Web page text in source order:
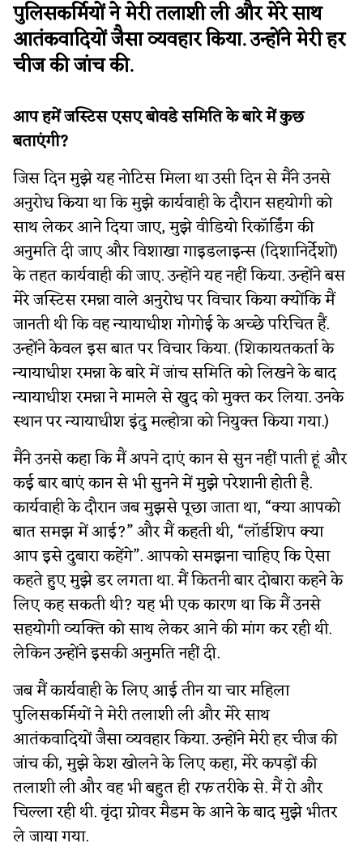
पुलिसकर्मियों ने मेरी तलाशी ली और मेरे साथ
आतंकवादियों जैसा व्यवहार किया. उन्होंने मेरी हर
चीज की जांच की.
आप हमें जस्टिस एसए बोवडे समिति के बारे में कुछ
बताएंगी?
जिस दिन मुझे यह नोटिस मिला था उसी दिन से मैंने उनसे
अनुरोध किया था कि मुझे कार्यवाही के दौरान सहयोगी को
साथ लेकर आने दिया जाए, मुझे वीडियो रिकॉर्डिंग की
अनुमति दी जाए और विशाखा गाइडलाइन्स (दिशानिर्देशों)
के तहत कार्यवाही की जाए. उन्होंने यह नहीं किया. उन्होंने बस
मेरे जस्टिस रमन्ना वाले अनुरोध पर विचार किया क्योंकि मैं
जानती थी कि वह न्यायाधीश गोगोई के अच्छे परिचित हैं.
उन्होंने केवल इस बात पर विचार किया. (शिकायतकर्ता के
न्यायाधीश रमन्ना के बारे में जांच समिति को लिखने के बाद
न्यायाधीश रमन्ना ने मामले से खुद को मुक्त कर लिया. उनके
स्थान पर न्यायाधीश इंदु मल्होत्रा को नियुक्त किया गया.)
मैंने उनसे कहा कि मैं अपने दाएं कान से सुन नहीं पाती हूं और
कई बार बाएं कान से भी सुनने में मुझे परेशानी होती है.
कार्यवाही के दौरान जब मुझसे पूछा जाता था, “क्या आपको
बात समझ में आई?” और मैं कहती थी, “लॉर्डशिप क्या
आप इसे दुबारा कहेंगे”. आपको समझना चाहिए कि ऐसा
कहते हुए मुझे डर लगता था. मैं कितनी बार दोबारा कहने के
लिए कह सकती थी? यह भी एक कारण था कि मैं उनसे
सहयोगी व्यक्ति को साथ लेकर आने की मांग कर रही थी.
लेकिन उन्होंने इसकी अनुमति नहीं दी.
जब मैं कार्यवाही के लिए आई तीन या चार महिला
पुलिसकर्मियों ने मेरी तलाशी ली और मेरे साथ
आतंकवादियों जैसा व्यवहार किया. उन्होंने मेरी हर चीज की
जांच की, मुझे केश खोलने के लिए कहा, मेरे कपड़ों की
तलाशी ली और वह भी बहुत हीरफतरीके से. मैं रो और
चिल्ला रही थी. वृंदा ग्रोवर मैडम के आने के बाद मुझे भीतर
ले जाया गया.